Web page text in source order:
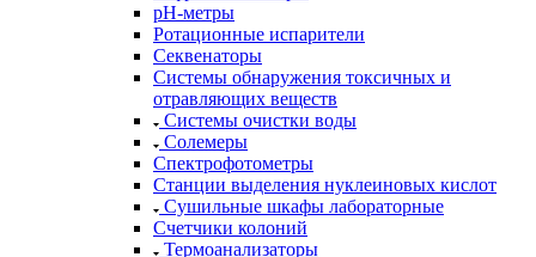
рН-метры
Ротационные испарители
Секвенаторы
Системы обнаружения токсичных и
отравляющих веществ
Системы очистки воды
Солемеры
Спектрофотометры
Станции выделения нуклеиновых кислот
Сушильные шкафы лабораторные
Счетчики колоний
Термоанализаторы